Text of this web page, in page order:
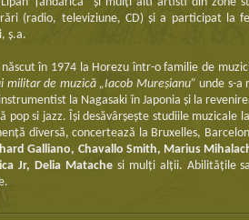
(radio, televiziune, CD) şi a participat la
ş.a.
născut în 1974 la Horezu într-o familie de
militar de muzică „Iacob Mureşianu” unde s-a
la Nagasaki în Japonia şi la
si jazz. Îşi desăvârşeşte studiile muzicale la
diversă, concertează la Bruxelles,
Galliano, Chavallo Smith, Marius
Jr, Delia Matache si mulți alții. Abilităţile